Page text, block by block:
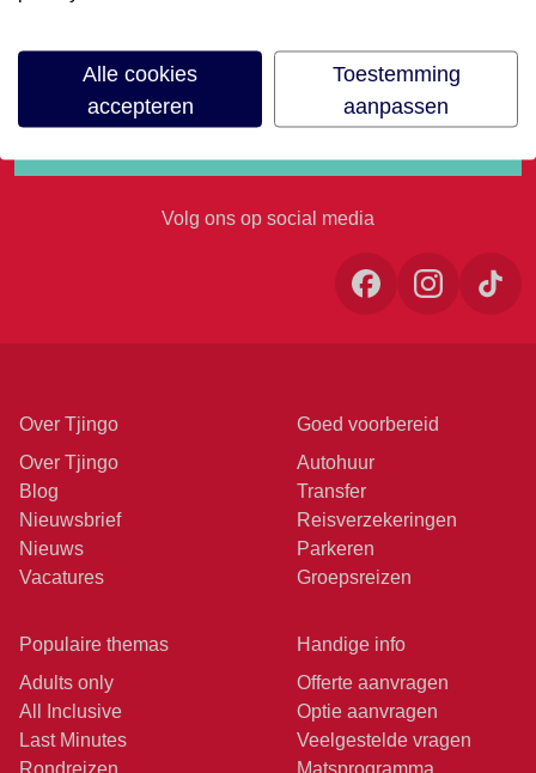
Volg ons op social media
Over Tjingo
Over Tjingo
Blog
Nieuwsbrief
Nieuws
Vacatures
Goed voorbereid
Autohuur
Transfer
Reisverzekeringen
Parkeren
Groepsreizen
Populaire themas
Adults only
All Inclusive
Last Minutes
Rondreizen
Handige info
Offerte aanvragen
Optie aanvragen
Veelgestelde vragen
Matsprogramma
Alle cookies
accepteren
Toestemming
aanpassen